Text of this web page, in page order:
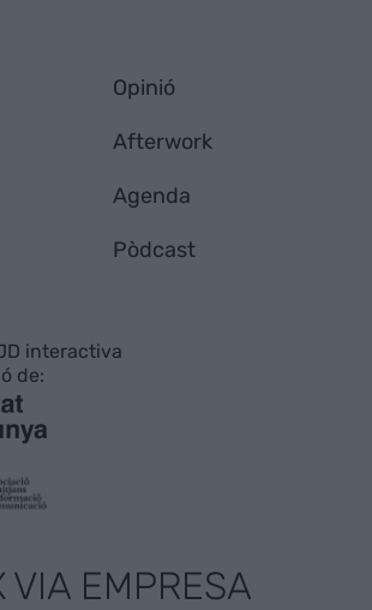
Opinió
Afterwork
Agenda
Pòdcast
interactiva
de:
VIA EMPRESA